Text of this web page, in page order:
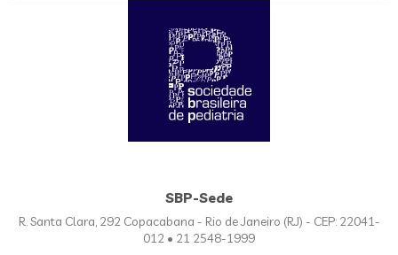
SBP-Sede
R. Santa Clara, 292 Copacabana - Rio de Janeiro (RJ) - CEP: 22041-
012 • 21 2548-1999